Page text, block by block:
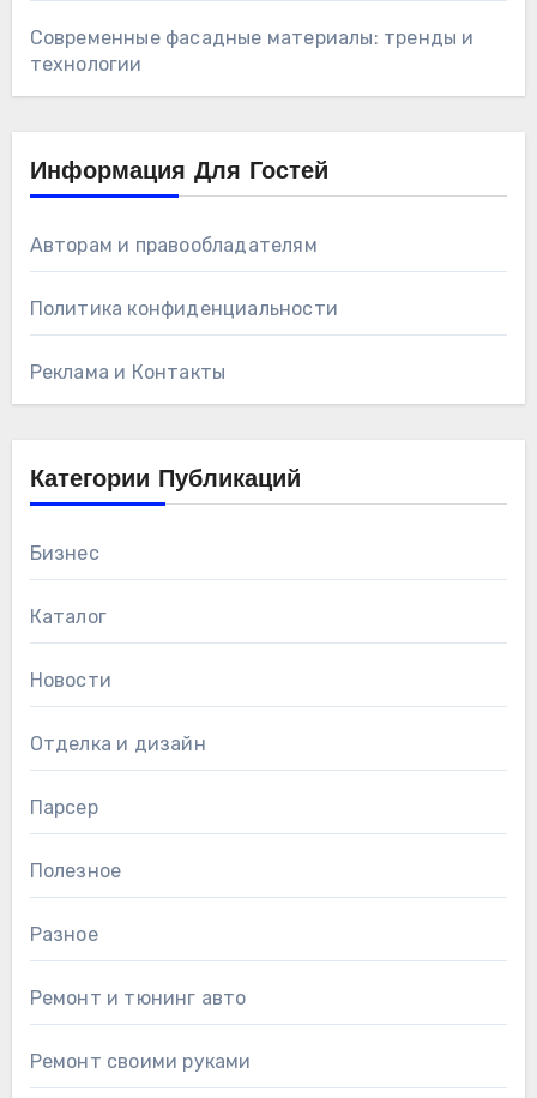
Современные фасадные материалы: тренды и
технологии
Информация Для Гостей
Авторам и правообладателям
Политика конфиденциальности
Реклама и Контакты
Категории Публикаций
Бизнес
Каталог
Новости
Отделка и дизайн
Парсер
Полезное
Разное
Ремонт и тюнинг авто
Ремонт своими руками